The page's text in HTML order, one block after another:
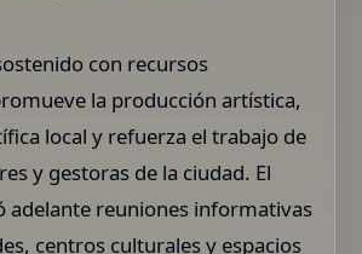
con recursos
la producción artística,
local y refuerza el trabajo de
y gestoras de la ciudad. El
adelante reuniones informativas
centros culturales y espacios